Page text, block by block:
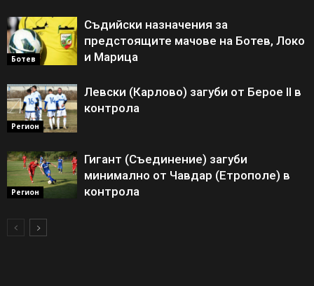
Ботев
Съдийски назначения за
предстоящите мачове на Ботев, Локо
и Марица
Регион
Левски (Карлово) загуби от Берое II в
контрола
Регион
Гигант (Съединение) загуби
минимално от Чавдар (Етрополе) в
контрола